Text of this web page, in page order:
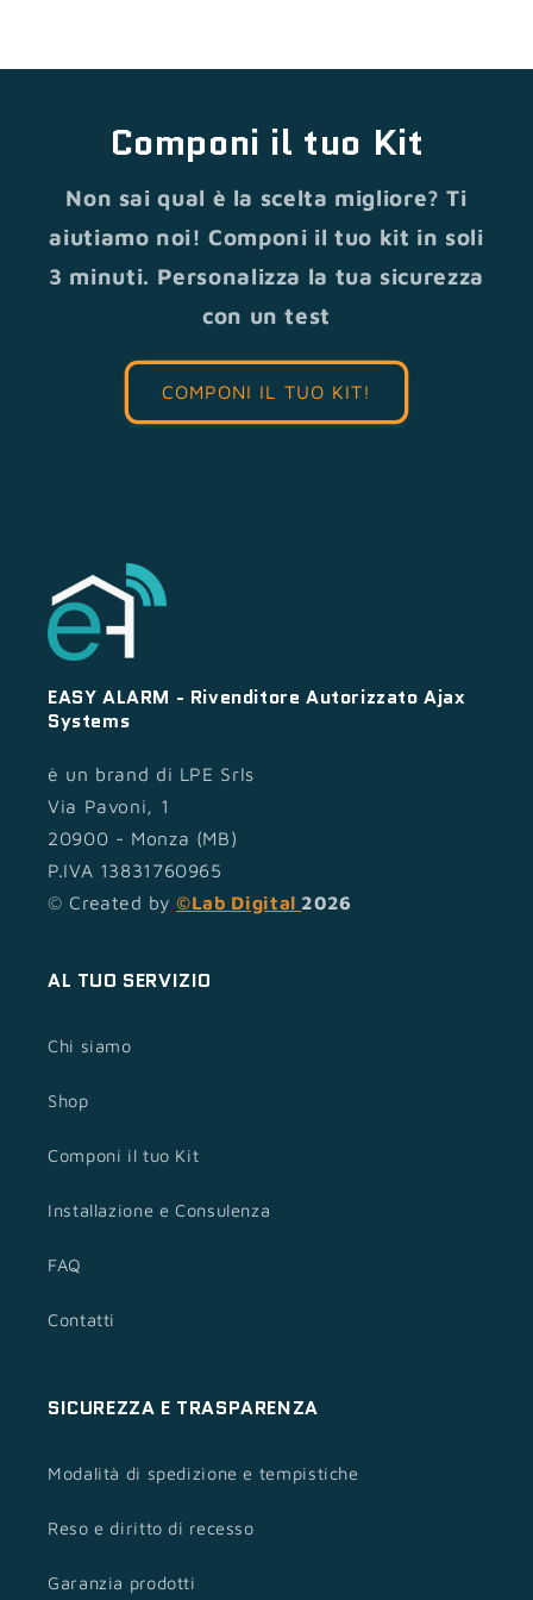
Componi il tuo Kit
Non sai qual è la scelta migliore? Ti
aiutiamo noi! Componi il tuo kit in soli
3 minuti. Personalizza la tua sicurezza
con un test
COMPONI IL TUO KIT!
EASY ALARM - Rivenditore Autorizzato Ajax
Systems
è un brand di LPE Srls
Via Pavoni, 1
20900 - Monza (MB)
P.IVA 13831760965
© Created by ©Lab Digital 2026
AL TUO SERVIZIO
Chi siamo
Shop
Componi il tuo Kit
Installazione e Consulenza
FAQ
Contatti
SICUREZZA E TRASPARENZA
Modalità di spedizione e tempistiche
Reso e diritto di recesso
Garanzia prodotti